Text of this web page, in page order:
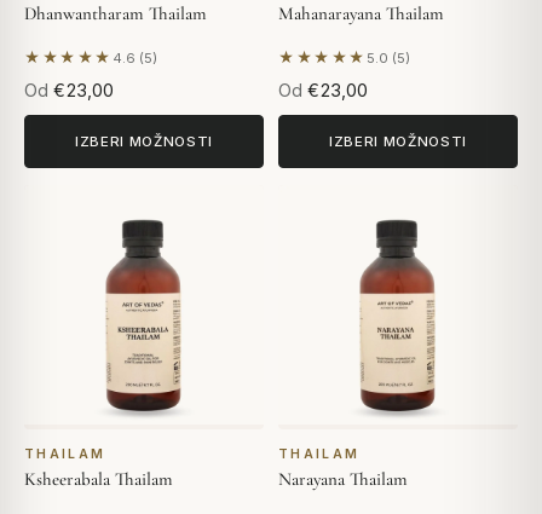
Dhanwantharam Thailam
★★★★★ 4.6 (5)
Na podlagi 5 mnenj
Od €23,00
IZBERI MOŽNOSTI
Mahanarayana Thailam
★★★★★ 5.0 (5)
Na podlagi 5 mnenj
Od €23,00
IZBERI MOŽNOSTI
THAILAM
Ksheerabala Thailam
THAILAM
Narayana Thailam